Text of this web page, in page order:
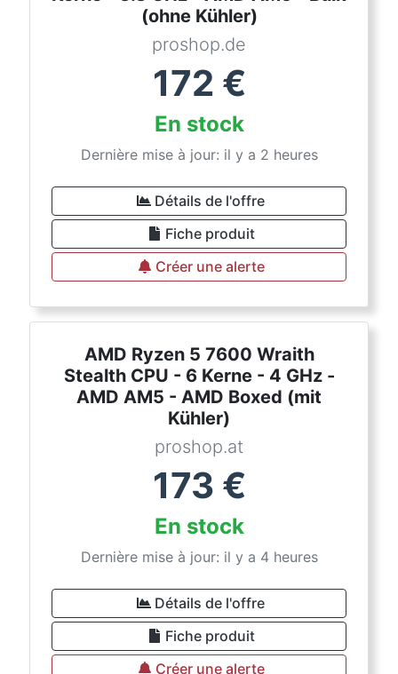
(ohne Kühler)
proshop.de
172 €
En stock
Dernière mise à jour: il y a 2 heures
Détails de l'offre
Fiche produit
Créer une alerte
AMD Ryzen 5 7600 Wraith
Stealth CPU - 6 Kerne - 4 GHz -
AMD AM5 - AMD Boxed (mit
Kühler)
proshop.at
173 €
En stock
Dernière mise à jour: il y a 4 heures
Détails de l'offre
Fiche produit
Créer une alerte